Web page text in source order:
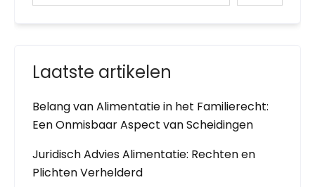
Laatste artikelen
Belang van Alimentatie in het Familierecht:
Een Onmisbaar Aspect van Scheidingen
Juridisch Advies Alimentatie: Rechten en
Plichten Verhelderd